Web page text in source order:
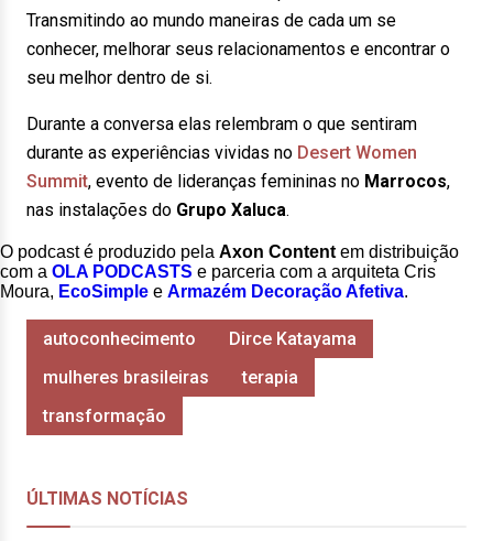
Transmitindo ao mundo maneiras de cada um se
conhecer, melhorar seus relacionamentos e encontrar o
seu melhor dentro de si.
Durante a conversa elas relembram o que sentiram
durante as experiências vividas no Desert Women
Summit, evento de lideranças femininas no Marrocos,
nas instalações do Grupo Xaluca.
O podcast é produzido pela Axon Content em distribuição
com a OLA PODCASTS e parceria com a arquiteta Cris
Moura, EcoSimple e Armazém Decoração Afetiva.
autoconhecimento
Dirce Katayama
mulheres brasileiras
terapia
transformação